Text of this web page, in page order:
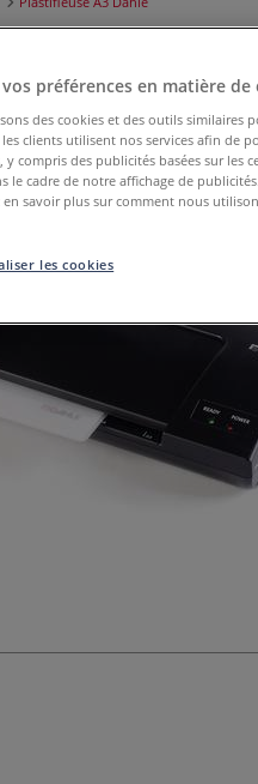
préférences en matière de
des cookies et des outils similaires
clients utilisent nos services afin de
y compris des publicités basées sur les
le cadre de notre affichage de
savoir plus sur comment nous
les cookies